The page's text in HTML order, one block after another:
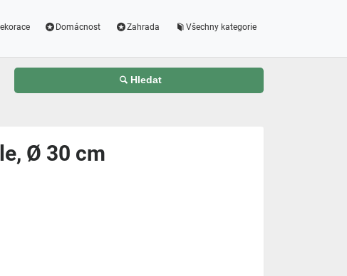
Domácnost Zahrada Všechny kategorie
Hledat
Ø 30 cm